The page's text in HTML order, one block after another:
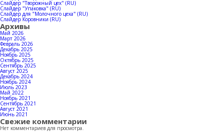
Контакты
Слайдер "Творожный цех" (RU)
Слайдер "Упаковка" (RU)
Слайдер для "Молочного цеха" (RU)
Слайдер Коровники (RU)
Архивы
Май 2026
Март 2026
Февраль 2026
Декабрь 2025
Ноябрь 2025
Октябрь 2025
Сентябрь 2025
Август 2025
Декабрь 2024
Ноябрь 2024
Июль 2023
Май 2022
Ноябрь 2021
Сентябрь 2021
Август 2021
Июнь 2021
Свежие комментарии
Нет комментариев для просмотра.